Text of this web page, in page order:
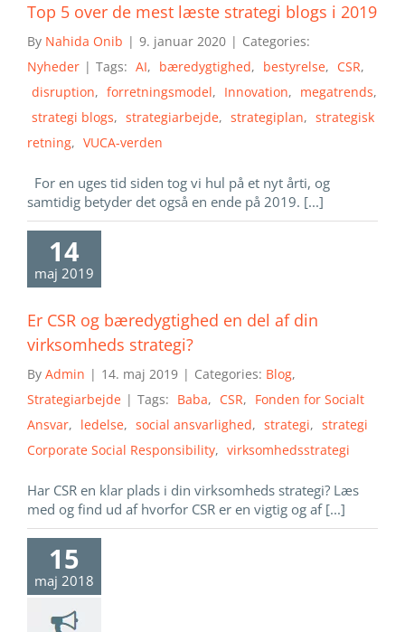
Top 5 over de mest læste strategi blogs i 2019
By Nahida Onib | 9. januar 2020 | Categories:
Nyheder | Tags: AI, bæredygtighed, bestyrelse, CSR,
disruption, forretningsmodel, Innovation, megatrends,
strategi blogs, strategiarbejde, strategiplan, strategisk
retning, VUCA-verden
For en uges tid siden tog vi hul på et nyt årti, og
samtidig betyder det også en ende på 2019. [...]
14
maj 2019
Er CSR og bæredygtighed en del af din
virksomheds strategi?
By Admin | 14. maj 2019 | Categories: Blog,
Strategiarbejde | Tags: Baba, CSR, Fonden for Socialt
Ansvar, ledelse, social ansvarlighed, strategi, strategi
Corporate Social Responsibility, virksomhedsstrategi
Har CSR en klar plads i din virksomheds strategi? Læs
med og find ud af hvorfor CSR er en vigtig og af [...]
15
maj 2018